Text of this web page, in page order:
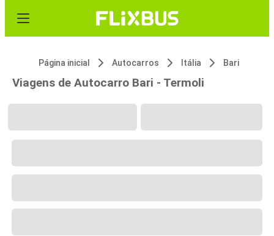
Página inicial Autocarros Itália Bari
Viagens de Autocarro Bari - Termoli